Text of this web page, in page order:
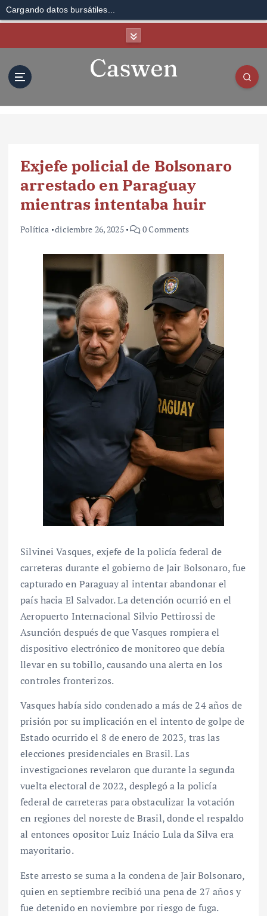
Cargando datos bursátiles...
Exjefe policial de Bolsonaro
arrestado en Paraguay
mientras intentaba huir
Política diciembre 26, 2025 0 Comments
Silvinei Vasques, exjefe de la policía federal de
carreteras durante el gobierno de Jair Bolsonaro, fue
capturado en Paraguay al intentar abandonar el
país hacia El Salvador. La detención ocurrió en el
Aeropuerto Internacional Silvio Pettirossi de
Asunción después de que Vasques rompiera el
dispositivo electrónico de monitoreo que debía
llevar en su tobillo, causando una alerta en los
controles fronterizos.
Vasques había sido condenado a más de 24 años de
prisión por su implicación en el intento de golpe de
Estado ocurrido el 8 de enero de 2023, tras las
elecciones presidenciales en Brasil. Las
investigaciones revelaron que durante la segunda
vuelta electoral de 2022, desplegó a la policía
federal de carreteras para obstaculizar la votación
en regiones del noreste de Brasil, donde el respaldo
al entonces opositor Luiz Inácio Lula da Silva era
mayoritario.
Este arresto se suma a la condena de Jair Bolsonaro,
quien en septiembre recibió una pena de 27 años y
fue detenido en noviembre por riesgo de fuga.